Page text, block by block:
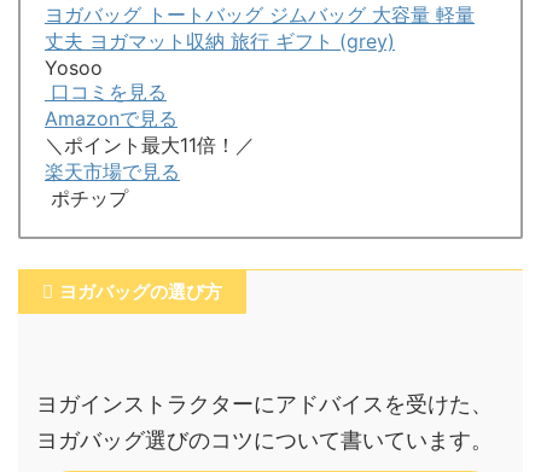
ヨガバッグ トートバッグ ジムバッグ 大容量 軽量
丈夫 ヨガマット収納 旅行 ギフト (grey)
Yosoo
口コミを見る
Amazonで見る
＼ポイント最大11倍！／
楽天市場で見る
ポチップ
ヨガバッグの選び方
ヨガインストラクターにアドバイスを受けた、
ヨガバッグ選びのコツについて書いています。